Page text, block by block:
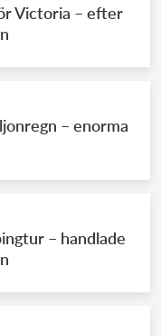
Victoria – efter
– enorma
– handlade